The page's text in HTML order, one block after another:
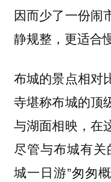
因而少了一份闹
静规整，更适合
布城的景点相对
寺堪称布城的顶
与湖面相映，在
尽管与布城有关
城一日游”匆匆